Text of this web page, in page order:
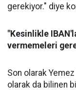
gerekiyor." diye
"Kesinlikle
vermemeleri
Son olarak Yemez
olarak da bilinen